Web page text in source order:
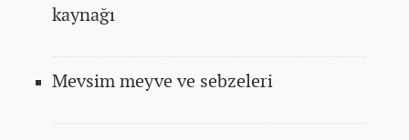
kaynağı
Mevsim meyve ve sebzeleri